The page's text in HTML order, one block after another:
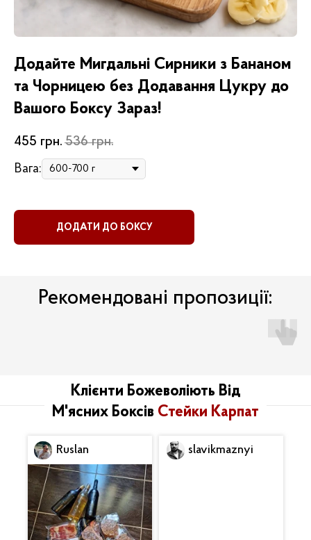
Додайте Мигдальні Сирники з Бананом
та Чорницею без Додавання Цукру до
Вашого Боксу Зараз!
455 грн. 536 грн.
Вага:
ДОДАТИ ДО БОКСУ
Рекомендовані пропозиції:
Клієнти Божеволіють Від
М'ясних Боксів Стейки Карпат
Ruslan slavikmaznyi